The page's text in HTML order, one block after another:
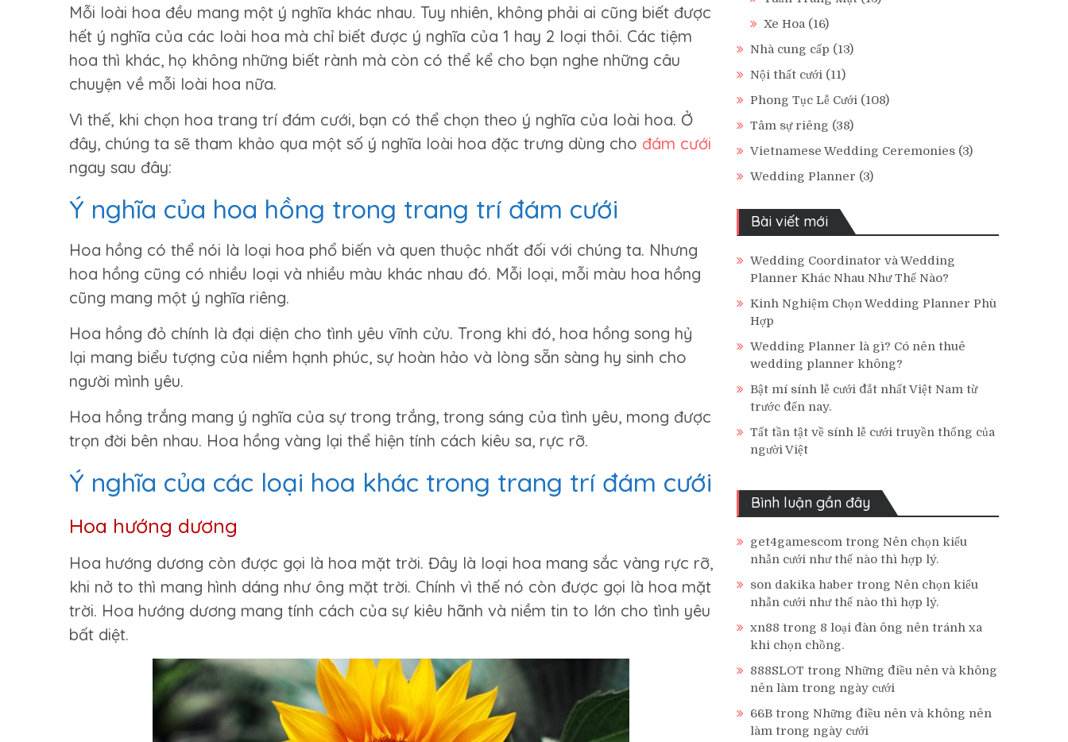
Mỗi loài hoa đều mang một ý nghĩa khác nhau. Tuy nhiên, không phải ai cũng biết được
hết ý nghĩa của các loài hoa mà chỉ biết được ý nghĩa của 1 hay 2 loại thôi. Các tiệm
hoa thì khác, họ không những biết rành mà còn có thể kể cho bạn nghe những câu
chuyện về mỗi loài hoa nữa.
Vì thế, khi chọn hoa trang trí đám cưới, bạn có thể chọn theo ý nghĩa của loài hoa. Ở
đây, chúng ta sẽ tham khảo qua một số ý nghĩa loài hoa đặc trưng dùng cho đám cưới
ngay sau đây:
Ý nghĩa của hoa hồng trong trang trí đám cưới
Hoa hồng có thể nói là loại hoa phổ biến và quen thuộc nhất đối với chúng ta. Nhưng
hoa hồng cũng có nhiều loại và nhiều màu khác nhau đó. Mỗi loại, mỗi màu hoa hồng
cũng mang một ý nghĩa riêng.
Hoa hồng đỏ chính là đại diện cho tình yêu vĩnh cửu. Trong khi đó, hoa hồng song hỷ
lại mang biểu tượng của niềm hạnh phúc, sự hoàn hảo và lòng sẵn sàng hy sinh cho
người mình yêu.
Hoa hồng trắng mang ý nghĩa của sự trong trắng, trong sáng của tình yêu, mong được
trọn đời bên nhau. Hoa hồng vàng lại thể hiện tính cách kiêu sa, rực rỡ.
Ý nghĩa của các loại hoa khác trong trang trí đám cưới
Hoa hướng dương
Hoa hướng dương còn được gọi là hoa mặt trời. Đây là loại hoa mang sắc vàng rực rỡ,
khi nở to thì mang hình dáng như ông mặt trời. Chính vì thế nó còn được gọi là hoa mặt
trời. Hoa hướng dương mang tính cách của sự kiêu hãnh và niềm tin to lớn cho tình yêu
bất diệt.
Xe Hoa (16)
Nhà cung cấp (13)
Nội thất cưới (11)
Phong Tục Lễ Cưới (108)
Tâm sự riêng (38)
Vietnamese Wedding Ceremonies (3)
Wedding Planner (3)
Bài viết mới
Wedding Coordinator và Wedding
Planner Khác Nhau Như Thế Nào?
Kinh Nghiệm Chọn Wedding Planner Phù
Hợp
Wedding Planner là gì? Có nên thuê
wedding planner không?
Bật mí sính lễ cưới đắt nhất Việt Nam từ
trước đến nay.
Tất tần tật về sính lễ cưới truyền thống của
người Việt
Bình luận gần đây
get4gamescom trong Nên chọn kiểu
nhẫn cưới như thế nào thì hợp lý.
son dakika haber trong Nên chọn kiểu
nhẫn cưới như thế nào thì hợp lý.
xn88 trong 8 loại đàn ông nên tránh xa
khi chọn chồng.
888SLOT trong Những điều nên và không
nên làm trong ngày cưới
66B trong Những điều nên và không nên
làm trong ngày cưới